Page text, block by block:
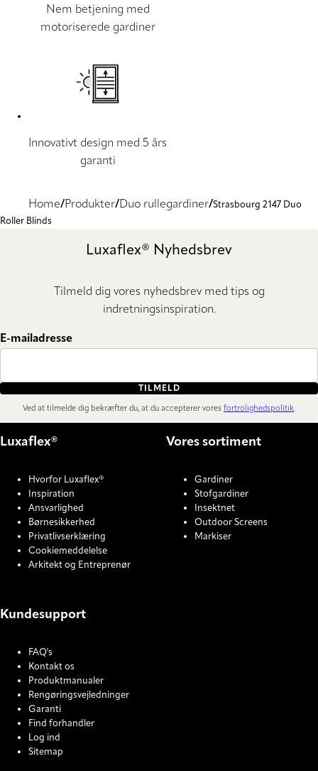
Nem betjening med
motoriserede gardiner
Innovativt design med 5 års
garanti
Home Produkter Duo rullegardiner Strasbourg 2147 Duo
Roller Blinds
Luxaflex® Nyhedsbrev
Tilmeld dig vores nyhedsbrev med tips og
indretningsinspiration.
E-mailadresse
TILMELD
Ved at tilmelde dig bekræfter du, at du accepterer vores fortrolighedspolitik.
Luxaflex®
Hvorfor Luxaflex®
Inspiration
Ansvarlighed
Børnesikkerhed
Privatlivserklæring
Cookiemeddelelse
Arkitekt og Entreprenør
Vores sortiment
Gardiner
Stofgardiner
Insektnet
Outdoor Screens
Markiser
Kundesupport
FAQ's
Kontakt os
Produktmanualer
Rengøringsvejledninger
Garanti
Find forhandler
Log ind
Sitemap